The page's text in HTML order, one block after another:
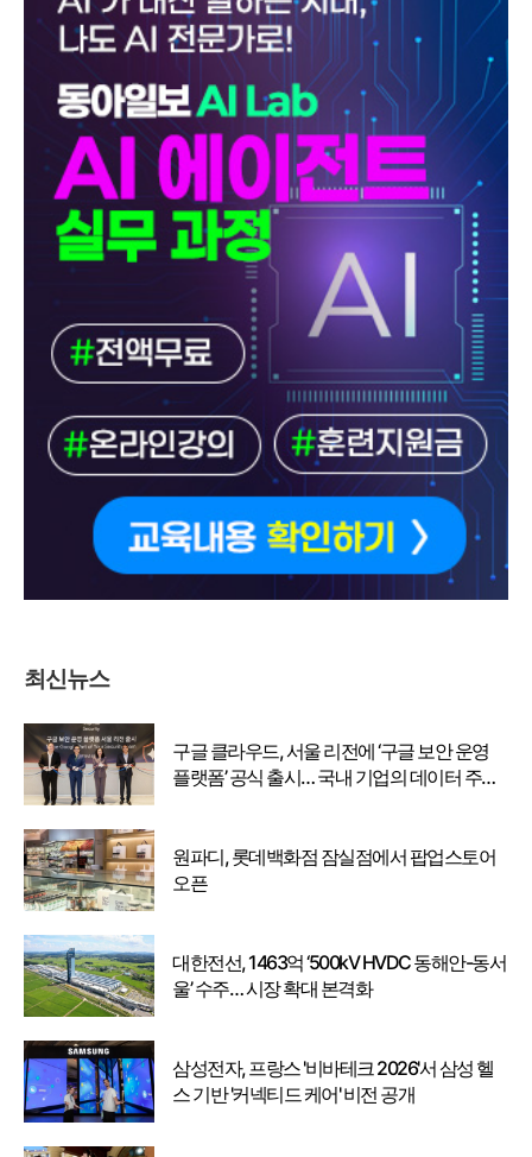
최신뉴스
구글 클라우드, 서울 리전에 ‘구글 보안 운영
플랫폼’ 공식 출시… 국내 기업의 데이터 주권
원파디, 롯데백화점 잠실점에서 팝업스토어
오픈
대한전선, 1463억 ‘500kV HVDC 동해안-동서
울’ 수주… 시장 확대 본격화
삼성전자, 프랑스 '비바테크 2026'서 삼성 헬
스 기반 '커넥티드 케어' 비전 공개